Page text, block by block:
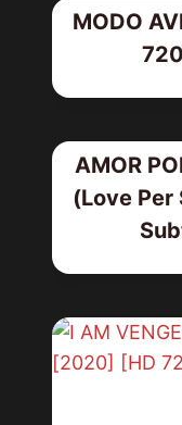
MODO
AMOR
(Love Per